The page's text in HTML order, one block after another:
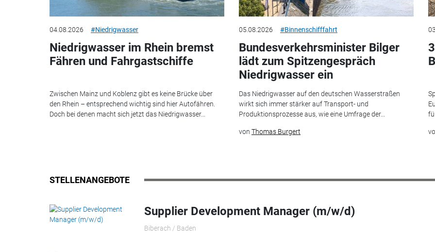
04.08.2026 #Niedrigwasser
Niedrigwasser im Rhein bremst
Fähren und Fahrgastschiffe
Zwischen Mainz und Koblenz gibt es keine Brücke über
den Rhein – entsprechend wichtig sind hier Autofähren.
Doch bei denen macht sich jetzt das Niedrigwasser...
05.08.2026 #Binnenschifffahrt
Bundesverkehrsminister Bilger
lädt zum Spitzengespräch
Niedrigwasser ein
Das Niedrigwasser auf den deutschen Wasserstraßen
wirkt sich immer stärker auf Transport- und
Produktionsprozesse aus, wie eine Umfrage der...
von Thomas Burgert
STELLENANGEBOTE
Supplier Development Manager (m/w/d)
Biberach / Baden